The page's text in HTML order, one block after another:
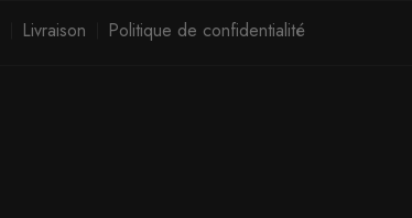
Livraison Politique de confidentialité